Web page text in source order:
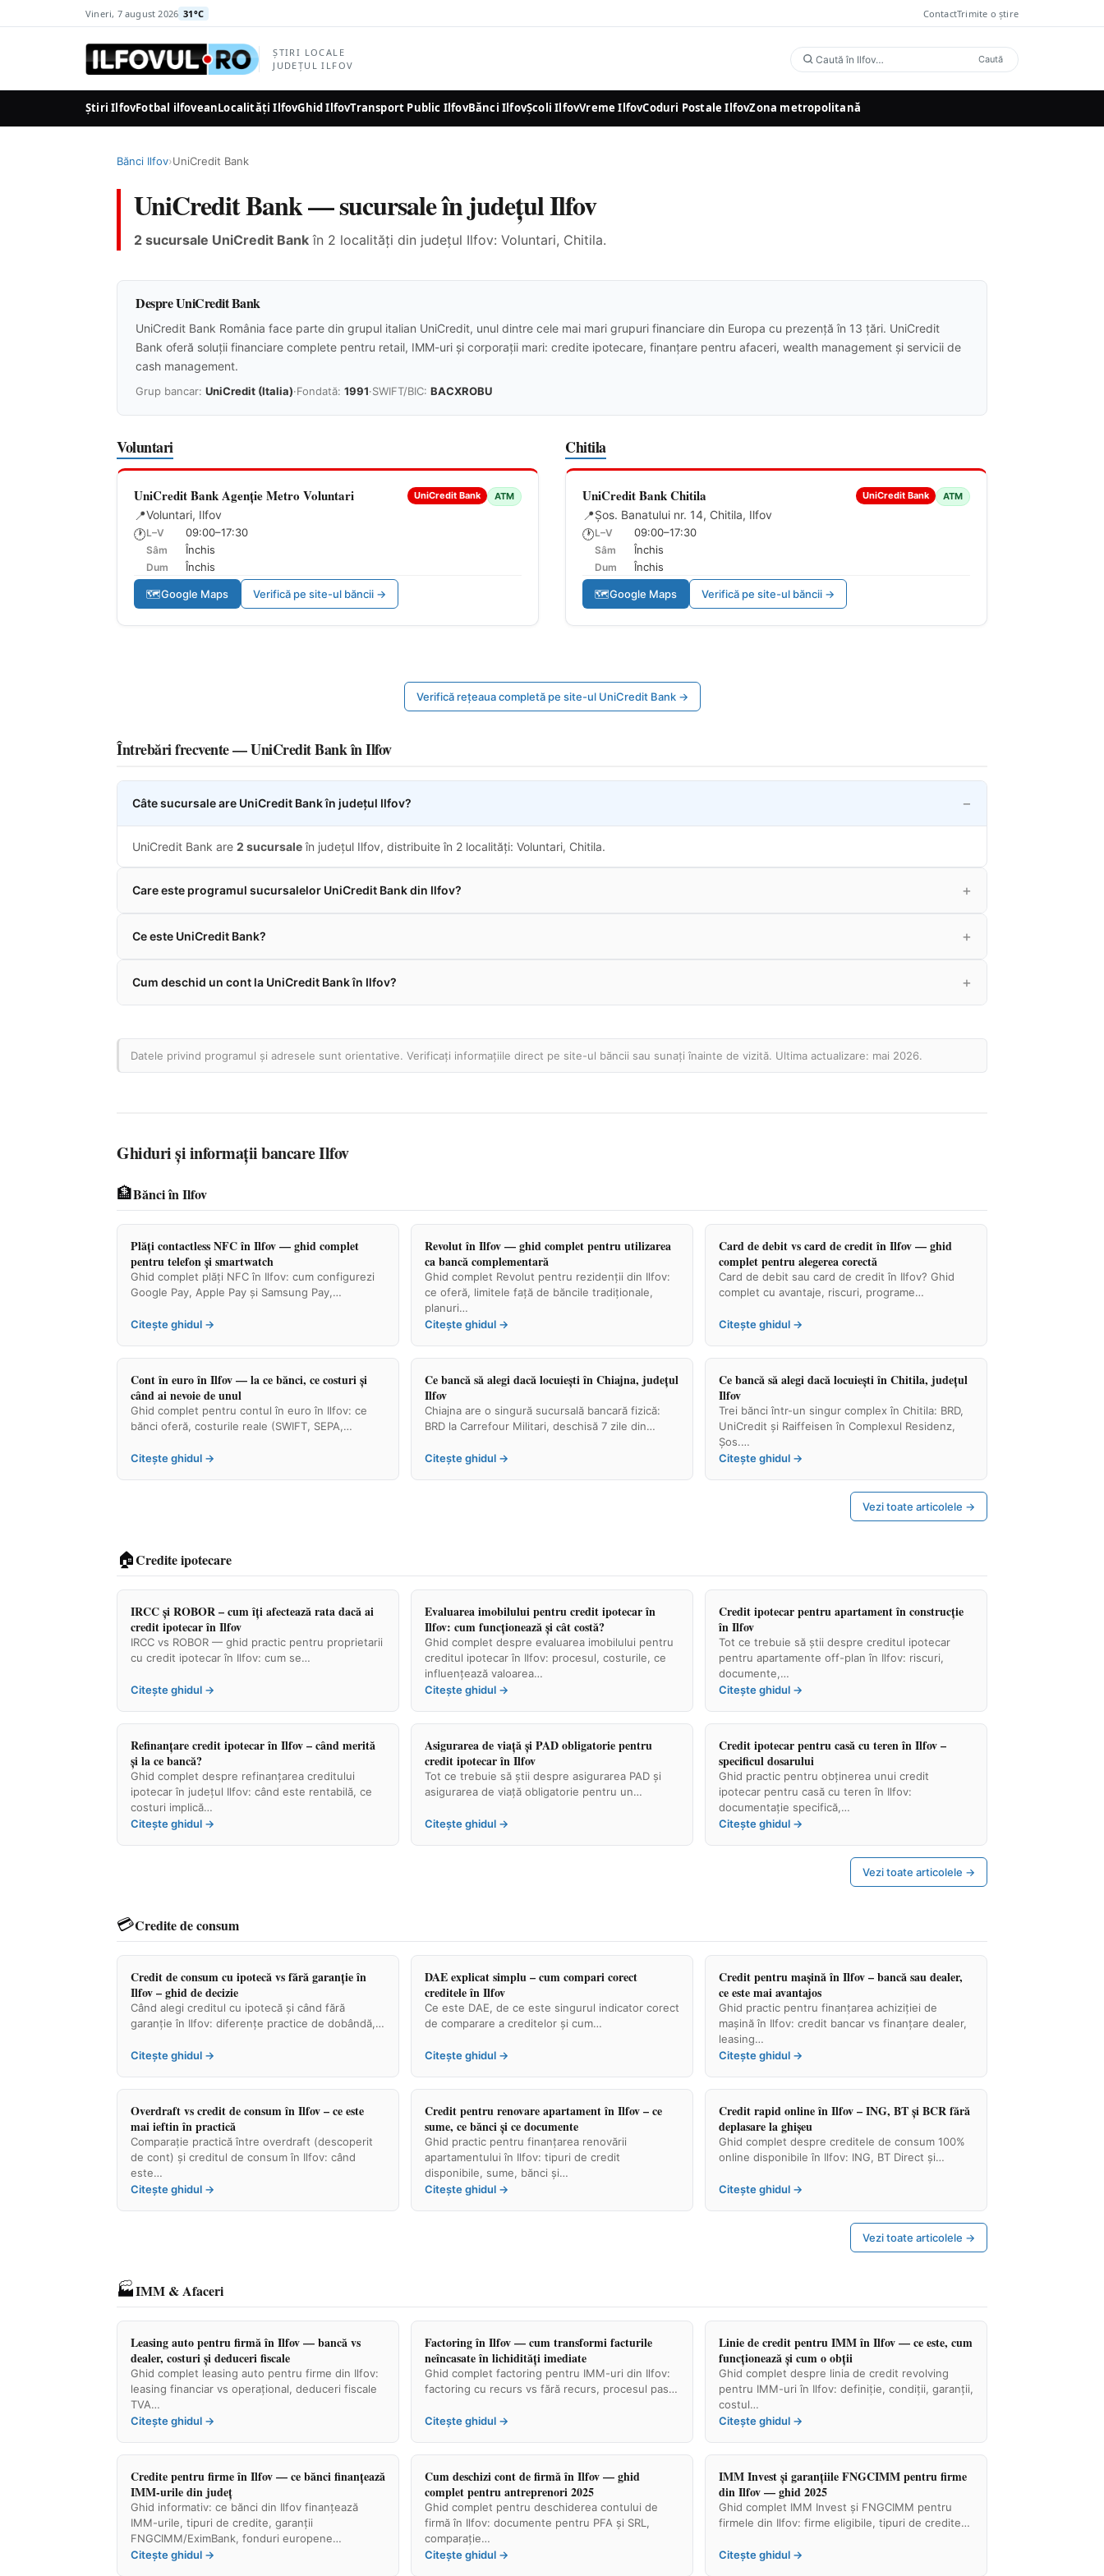
Vineri, 7 august 2026 31°C ContactTrimite o știre
ȘTIRI LOCALE
JUDEȚUL ILFOV
Caută
în
Ilfov
Caută
Știri IlfovFotbal ilfoveanLocalități IlfovGhid IlfovTransport Public IlfovBănci IlfovȘcoli IlfovVreme IlfovCoduri Postale IlfovZona metropolitană
Bănci Ilfov›UniCredit Bank
UniCredit Bank — sucursale în județul Ilfov
2 sucursale UniCredit Bank în 2 localități din județul Ilfov: Voluntari, Chitila.
Despre UniCredit Bank
UniCredit Bank România face parte din grupul italian UniCredit, unul dintre cele mai mari grupuri financiare din Europa cu prezență în 13 țări. UniCredit
Bank oferă soluții financiare complete pentru retail, IMM-uri și corporații mari: credite ipotecare, finanțare pentru afaceri, wealth management și servicii de
cash management.
Grup bancar: UniCredit (Italia)·Fondată: 1991·SWIFT/BIC: BACXROBU
Voluntari
UniCredit Bank Agenție Metro Voluntari UniCredit Bank ATM
📍Voluntari, Ilfov
🕐L–V 09:00–17:30
Sâm Închis
Dum Închis
🗺Google Maps Verifică pe site-ul băncii →
Chitila
UniCredit Bank Chitila UniCredit Bank ATM
📍Șos. Banatului nr. 14, Chitila, Ilfov
🕐L–V 09:00–17:30
Sâm Închis
Dum Închis
🗺Google Maps Verifică pe site-ul băncii →
Verifică rețeaua completă pe site-ul UniCredit Bank →
Întrebări frecvente — UniCredit Bank în Ilfov
Câte sucursale are UniCredit Bank în județul Ilfov?
UniCredit Bank are 2 sucursaleîn județul Ilfov, distribuite în 2 localități: Voluntari, Chitila.
Care este programul sucursalelor UniCredit Bank din Ilfov?
Ce este UniCredit Bank?
Cum deschid un cont la UniCredit Bank în Ilfov?
Datele privind programul și adresele sunt orientative. Verificați informațiile direct pe site-ul băncii sau sunați înainte de vizită. Ultima actualizare: mai 2026.
Ghiduri și informații bancare Ilfov
🏦Bănci în Ilfov
Plăți contactless NFC în Ilfov — ghid complet
pentru telefon și smartwatch
Ghid complet plăți NFC în Ilfov: cum configurezi
Google Pay, Apple Pay și Samsung Pay,…
Citește ghidul →
Revolut în Ilfov — ghid complet pentru utilizarea
ca bancă complementară
Ghid complet Revolut pentru rezidenții din Ilfov:
ce oferă, limitele față de băncile tradiționale,
planuri…
Citește ghidul →
Card de debit vs card de credit în Ilfov — ghid
complet pentru alegerea corectă
Card de debit sau card de credit în Ilfov? Ghid
complet cu avantaje, riscuri, programe…
Citește ghidul →
Cont în euro în Ilfov — la ce bănci, ce costuri și
când ai nevoie de unul
Ghid complet pentru contul în euro în Ilfov: ce
bănci oferă, costurile reale (SWIFT, SEPA,…
Citește ghidul →
Ce bancă să alegi dacă locuiești în Chiajna, județul
Ilfov
Chiajna are o singură sucursală bancară fizică:
BRD la Carrefour Militari, deschisă 7 zile din…
Citește ghidul →
Ce bancă să alegi dacă locuiești în Chitila, județul
Ilfov
Trei bănci într-un singur complex în Chitila: BRD,
UniCredit și Raiffeisen în Complexul Residenz,
Șos.…
Citește ghidul →
Vezi toate articolele →
🏠Credite ipotecare
IRCC și ROBOR – cum îți afectează rata dacă ai
credit ipotecar în Ilfov
IRCC vs ROBOR — ghid practic pentru proprietarii
cu credit ipotecar în Ilfov: cum se…
Citește ghidul →
Evaluarea imobilului pentru credit ipotecar în
Ilfov: cum funcționează și cât costă?
Ghid complet despre evaluarea imobilului pentru
creditul ipotecar în Ilfov: procesul, costurile, ce
influențează valoarea…
Citește ghidul →
Credit ipotecar pentru apartament în construcție
în Ilfov
Tot ce trebuie să știi despre creditul ipotecar
pentru apartamente off-plan în Ilfov: riscuri,
documente,…
Citește ghidul →
Refinanțare credit ipotecar în Ilfov – când merită
și la ce bancă?
Ghid complet despre refinanțarea creditului
ipotecar în județul Ilfov: când este rentabilă, ce
costuri implică…
Citește ghidul →
Asigurarea de viață și PAD obligatorie pentru
credit ipotecar în Ilfov
Tot ce trebuie să știi despre asigurarea PAD și
asigurarea de viață obligatorie pentru un…
Citește ghidul →
Credit ipotecar pentru casă cu teren în Ilfov –
specificul dosarului
Ghid practic pentru obținerea unui credit
ipotecar pentru casă cu teren în Ilfov:
documentație specifică,…
Citește ghidul →
Vezi toate articolele →
💳Credite de consum
Credit de consum cu ipotecă vs fără garanție în
Ilfov – ghid de decizie
Când alegi creditul cu ipotecă și când fără
garanție în Ilfov: diferențe practice de dobândă,…
Citește ghidul →
DAE explicat simplu – cum compari corect
creditele în Ilfov
Ce este DAE, de ce este singurul indicator corect
de comparare a creditelor și cum…
Citește ghidul →
Credit pentru mașină în Ilfov – bancă sau dealer,
ce este mai avantajos
Ghid practic pentru finanțarea achiziției de
mașină în Ilfov: credit bancar vs finanțare dealer,
leasing…
Citește ghidul →
Overdraft vs credit de consum în Ilfov – ce este
mai ieftin în practică
Comparație practică între overdraft (descoperit
de cont) și creditul de consum în Ilfov: când
este…
Citește ghidul →
Credit pentru renovare apartament în Ilfov – ce
sume, ce bănci și ce documente
Ghid practic pentru finanțarea renovării
apartamentului în Ilfov: tipuri de credit
disponibile, sume, bănci și…
Citește ghidul →
Credit rapid online în Ilfov – ING, BT și BCR fără
deplasare la ghișeu
Ghid complet despre creditele de consum 100%
online disponibile în Ilfov: ING, BT Direct și…
Citește ghidul →
Vezi toate articolele →
🏭IMM & Afaceri
Leasing auto pentru firmă în Ilfov — bancă vs
dealer, costuri și deduceri fiscale
Ghid complet leasing auto pentru firme din Ilfov:
leasing financiar vs operațional, deduceri fiscale
TVA…
Citește ghidul →
Factoring în Ilfov — cum transformi facturile
neîncasate în lichidități imediate
Ghid complet factoring pentru IMM-uri din Ilfov:
factoring cu recurs vs fără recurs, procesul pas…
Citește ghidul →
Linie de credit pentru IMM în Ilfov — ce este, cum
funcționează și cum o obții
Ghid complet despre linia de credit revolving
pentru IMM-uri în Ilfov: definiție, condiții, garanții,
costul…
Citește ghidul →
Credite pentru firme în Ilfov — ce bănci finanțează
IMM-urile din județ
Ghid informativ: ce bănci din Ilfov finanțează
IMM-urile, tipuri de credite, garanții
FNGCIMM/EximBank, fonduri europene…
Citește ghidul →
Cum deschizi cont de firmă în Ilfov — ghid
complet pentru antreprenori 2025
Ghid complet pentru deschiderea contului de
firmă în Ilfov: documente pentru PFA și SRL,
comparație…
Citește ghidul →
IMM Invest și garanțiile FNGCIMM pentru firme
din Ilfov — ghid 2025
Ghid complet IMM Invest și FNGCIMM pentru
firmele din Ilfov: firme eligibile, tipuri de credite…
Citește ghidul →